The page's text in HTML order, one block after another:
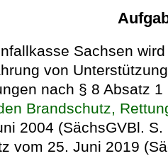
Sachsen
von
nach § 8 Absatz
Brandschutz,
2004 (SächsGVBl.
vom 25. Juni 2019